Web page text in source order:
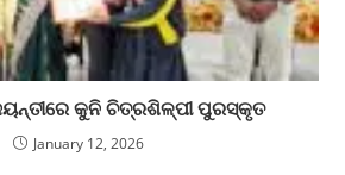
କୁନି ଚିତ୍ରଶିଳ୍ପୀ ପୁରସ୍କୃତ
January 12, 2026